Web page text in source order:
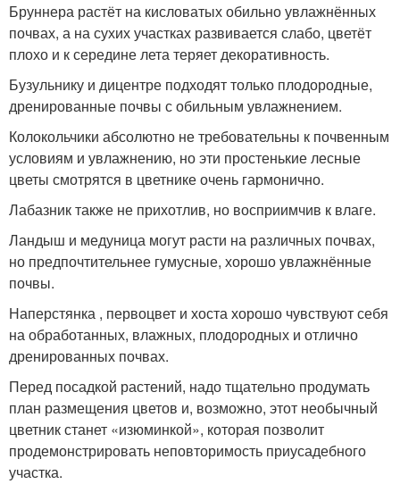
Бруннера растёт на кисловатых обильно увлажнённых
почвах, а на сухих участках развивается слабо, цветёт
плохо и к середине лета теряет декоративность.
Бузульнику и дицентре подходят только плодородные,
дренированные почвы с обильным увлажнением.
Колокольчики абсолютно не требовательны к почвенным
условиям и увлажнению, но эти простенькие лесные
цветы смотрятся в цветнике очень гармонично.
Лабазник также не прихотлив, но восприимчив к влаге.
Ландыш и медуница могут расти на различных почвах,
но предпочтительнее гумусные, хорошо увлажнённые
почвы.
Наперстянка , первоцвет и хоста хорошо чувствуют себя
на обработанных, влажных, плодородных и отлично
дренированных почвах.
Перед посадкой растений, надо тщательно продумать
план размещения цветов и, возможно, этот необычный
цветник станет «изюминкой», которая позволит
продемонстрировать неповторимость приусадебного
участка.